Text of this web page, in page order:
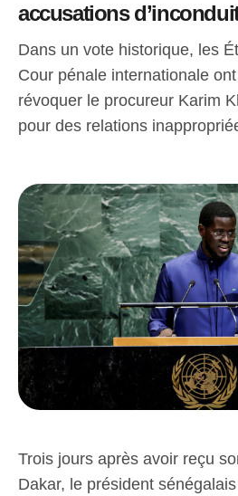
accusations
Dans un vote historique, les
Cour pénale internationale
révoquer le procureur Karim
pour des relations
Trois jours après avoir reçu
Dakar, le président